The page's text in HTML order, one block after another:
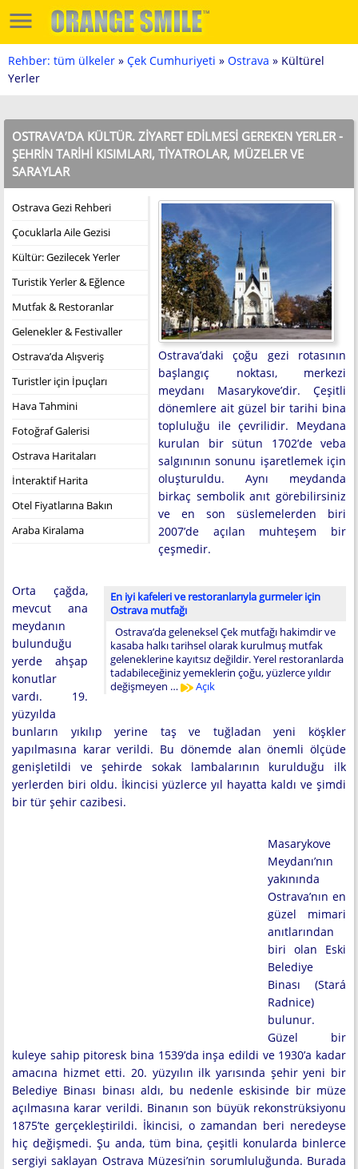
Rehber: tüm ülkeler » Çek Cumhuriyeti » Ostrava » Kültürel
Yerler
OSTRAVA’DA KÜLTÜR. ZIYARET EDILMESI GEREKEN YERLER -
ŞEHRIN TARIHI KISIMLARI, TIYATROLAR, MÜZELER VE
SARAYLAR
Ostrava Gezi Rehberi
Çocuklarla Aile Gezisi
Kültür: Gezilecek Yerler
Turistik Yerler & Eğlence
Mutfak & Restoranlar
Gelenekler & Festivaller
Ostrava’da Alışveriş
Turistler için İpuçları
Hava Tahmini
Fotoğraf Galerisi
Ostrava Haritaları
İnteraktif Harita
Otel Fiyatlarına Bakın
Araba Kiralama
Ostrava’daki çoğu gezi rotasının
başlangıç noktası, merkezi
meydanı Masarykove’dir. Çeşitli
dönemlere ait güzel bir tarihi bina
topluluğu ile çevrilidir. Meydana
kurulan bir sütun 1702’de veba
salgınının sonunu işaretlemek için
oluşturuldu. Aynı meydanda
birkaç sembolik anıt görebilirsiniz
ve en son süslemelerden biri
2007’de açılan muhteşem bir
çeşmedir.
En iyi kafeleri ve restoranlarıyla gurmeler için
Ostrava mutfağı
Ostrava’da geleneksel Çek mutfağı hakimdir ve
kasaba halkı tarihsel olarak kurulmuş mutfak
geleneklerine kayıtsız değildir. Yerel restoranlarda
tadabileceğiniz yemeklerin çoğu, yüzlerce yıldır
değişmeyen …
Açık
Orta çağda,
mevcut ana
meydanın
bulunduğu
yerde ahşap
konutlar
vardı. 19.
yüzyılda
bunların yıkılıp yerine taş ve tuğladan yeni köşkler
yapılmasına karar verildi. Bu dönemde alan önemli ölçüde
genişletildi ve şehirde sokak lambalarının kurulduğu ilk
yerlerden biri oldu. İkincisi yüzlerce yıl hayatta kaldı ve şimdi
bir tür şehir cazibesi.
Masarykove
Meydanı’nın
yakınında
Ostrava’nın en
güzel mimari
anıtlarından
biri olan Eski
Belediye
Binası (Stará
Radnice)
bulunur.
Güzel bir
kuleye sahip pitoresk bina 1539’da inşa edildi ve 1930’a kadar
amacına hizmet etti. 20. yüzyılın ilk yarısında şehir yeni bir
Belediye Binası binası aldı, bu nedenle eskisinde bir müze
açılmasına karar verildi. Binanın son büyük rekonstrüksiyonu
1875’te gerçekleştirildi. İkincisi, o zamandan beri neredeyse
hiç değişmedi. Şu anda, tüm bina, çeşitli konularda binlerce
sergiyi saklayan Ostrava Müzesi’nin sorumluluğunda. Burada